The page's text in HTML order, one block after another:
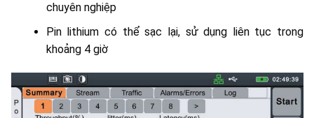
chuyên nghiệp
Pin lithium có thể sạc lại, sử dụng liên tục trong
khoảng 4 giờ